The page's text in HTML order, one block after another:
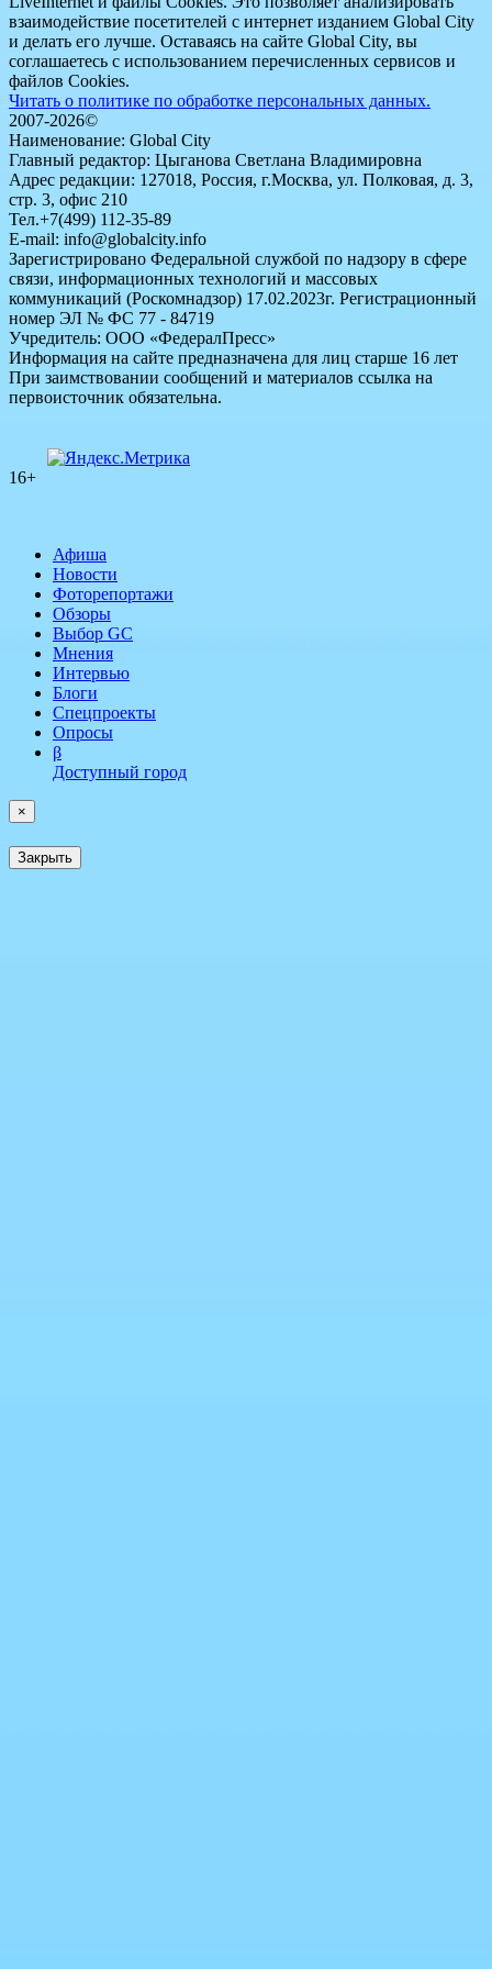
взаимодействие посетителей с интернет изданием Global City
и делать его лучше. Оставаясь на сайте Global City, вы
соглашаетесь с использованием перечисленных сервисов и
файлов Cookies.
Читать о политике по обработке персональных данных.
2007-2026©
Наименование: Global City
Главный редактор: Цыганова Светлана Владимировна
Адрес редакции: 127018, Россия, г.Москва, ул. Полковая, д. 3,
стр. 3, офис 210
Тел.+7(499) 112-35-89
E-mail: info@globalcity.info
Зарегистрировано Федеральной службой по надзору в сфере
связи, информационных технологий и массовых
коммуникаций (Роскомнадзор) 17.02.2023г. Регистрационный
номер ЭЛ № ФС 77 - 84719
Учредитель: ООО «ФедералПресс»
Информация на сайте предназначена для лиц старше 16 лет
При заимствовании сообщений и материалов ссылка на
первоисточник обязательна.
16+
Афиша
Новости
Фоторепортажи
Обзоры
Выбор GC
Мнения
Интервью
Блоги
Спецпроекты
Опросы
β
Доступный город
×
Закрыть